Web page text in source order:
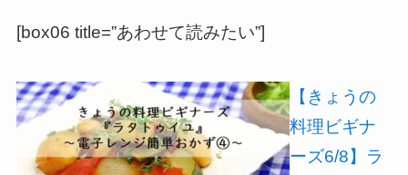
[box06 title=”あわせて読みたい”]
【きょうの
料理ビギナ
ーズ6/8】ラ